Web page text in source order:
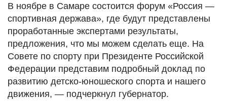
В ноябре в Самаре состоится форум «Россия —
спортивная держава», где будут представлены
проработанные экспертами результаты,
предложения, что мы можем сделать еще. На
Совете по спорту при Президенте Российской
Федерации представим подробный доклад по
развитию детско-юношеского спорта и нашего
движения, — подчеркнул губернатор.